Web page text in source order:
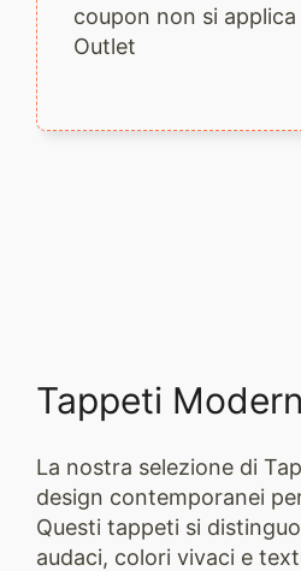
coupon non si
Outlet
Tappeti
La nostra selezione di
design contemporanei
Questi tappeti si
audaci, colori vivaci e